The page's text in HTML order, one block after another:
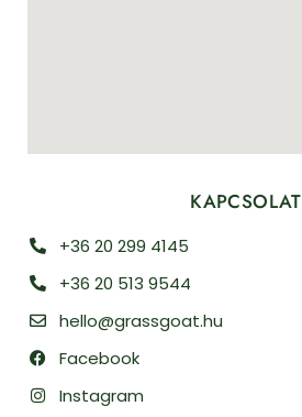
KAPCSOLAT
+36 20 299 4145
+36 20 513 9544
hello@grassgoat.hu
Facebook
Instagram